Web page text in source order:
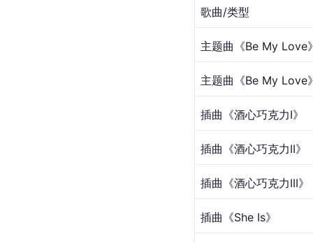
歌曲/类型
主题曲《Be My Love
主题曲《Be My Love
插曲《酒心巧克力I》
插曲《酒心巧克力II》
插曲《酒心巧克力III》
插曲《She Is》